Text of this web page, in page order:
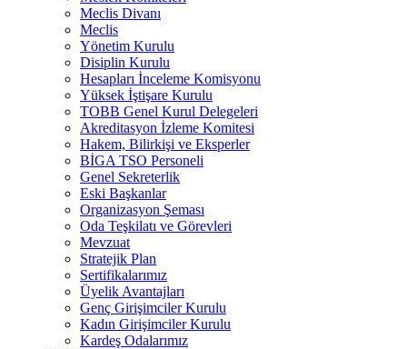
Meclis Divanı
Meclis
Yönetim Kurulu
Disiplin Kurulu
Hesapları İnceleme Komisyonu
Yüksek İştişare Kurulu
TOBB Genel Kurul Delegeleri
Akreditasyon İzleme Komitesi
Hakem, Bilirkişi ve Eksperler
BİGA TSO Personeli
Genel Sekreterlik
Eski Başkanlar
Organizasyon Şeması
Oda Teşkilatı ve Görevleri
Mevzuat
Stratejik Plan
Sertifikalarımız
Üyelik Avantajları
Genç Girişimciler Kurulu
Kadın Girişimciler Kurulu
Kardeş Odalarımız